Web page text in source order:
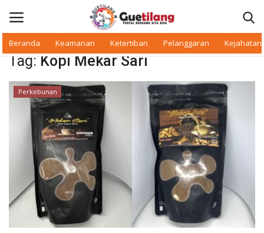
Beranda Keamanan Ketertiban Pelanggaran Kejahatan
Masuk Daftar
Beranda
Daerah
Makan Bergizi
Warkop Digital
Pelanggaran
Tag: Kopi Mekar Sari
Perkebunan